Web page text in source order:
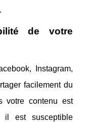
de votre
Instagram,
facilement du
votre contenu est
il est susceptible